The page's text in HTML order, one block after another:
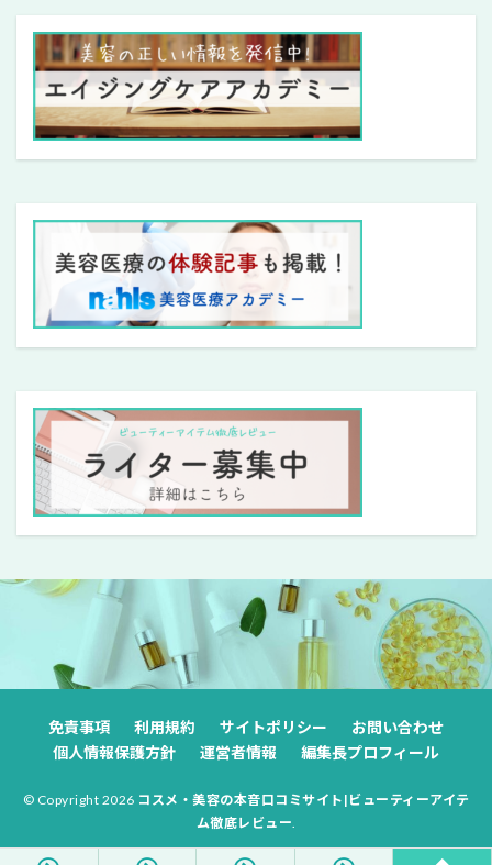
免責事項 利用規約 サイトポリシー
お問い合わせ
個人情報保護方針
運営者情報 編集長プロフィール
© Copyright 2026 コスメ・美容の本音口コミサイト|ビューティーアイテ
ム徹底レビュー